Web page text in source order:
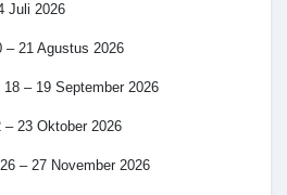
Juli 2026
– 21 Agustus 2026
– 19 September 2026
– 23 Oktober 2026
– 27 November 2026